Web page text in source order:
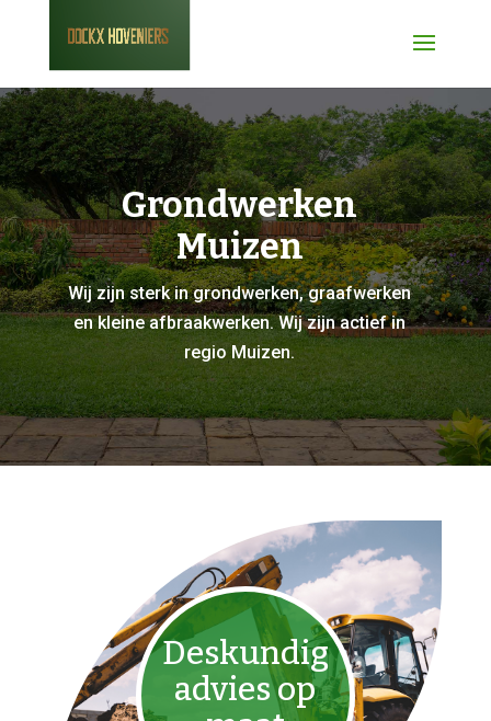
Grondwerken
Muizen
Wij zijn sterk in grondwerken, graafwerken
en kleine afbraakwerken. Wij zijn actief in
regio Muizen.
Deskundig
advies op